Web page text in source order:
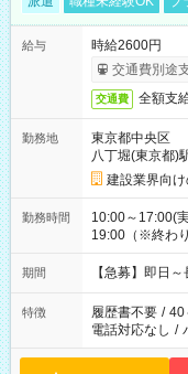
給与
時給2600円
交通費別途
交通費 全額支
勤務地
東京都中央区
八丁堀(東京都)
建設業界向
勤務時間
10:00～17:00(
19:00（※終わ
期間 【急募】即日
特徴 履歴書不要 / 40
電話対応なし /